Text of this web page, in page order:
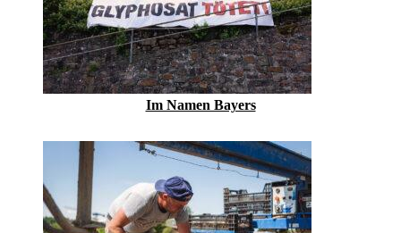
Im Namen Bayers